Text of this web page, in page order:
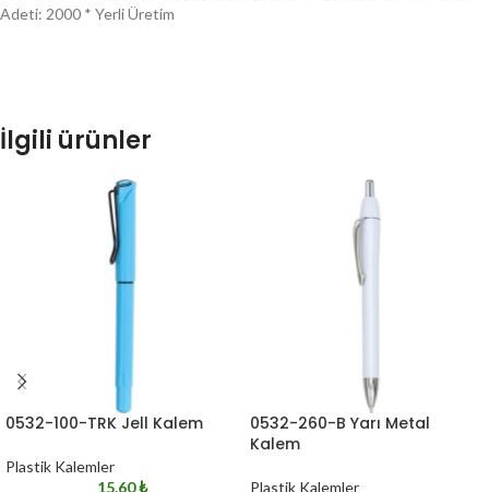
Adeti: 2000 * Yerli Üretim
İlgili ürünler
0532-100-TRK Jell Kalem
Plastik Kalemler
15.60₺
0532-260-B Yarı Metal
Kalem
Plastik Kalemler